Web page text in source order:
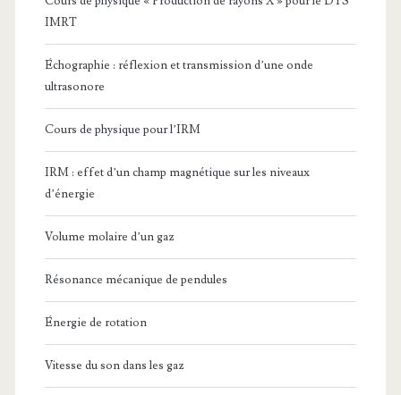
IMRT
Échographie : réflexion et transmission d’une onde
ultrasonore
Cours de physique pour l’IRM
IRM : effet d’un champ magnétique sur les niveaux
d’énergie
Volume molaire d’un gaz
Résonance mécanique de pendules
Énergie de rotation
Vitesse du son dans les gaz